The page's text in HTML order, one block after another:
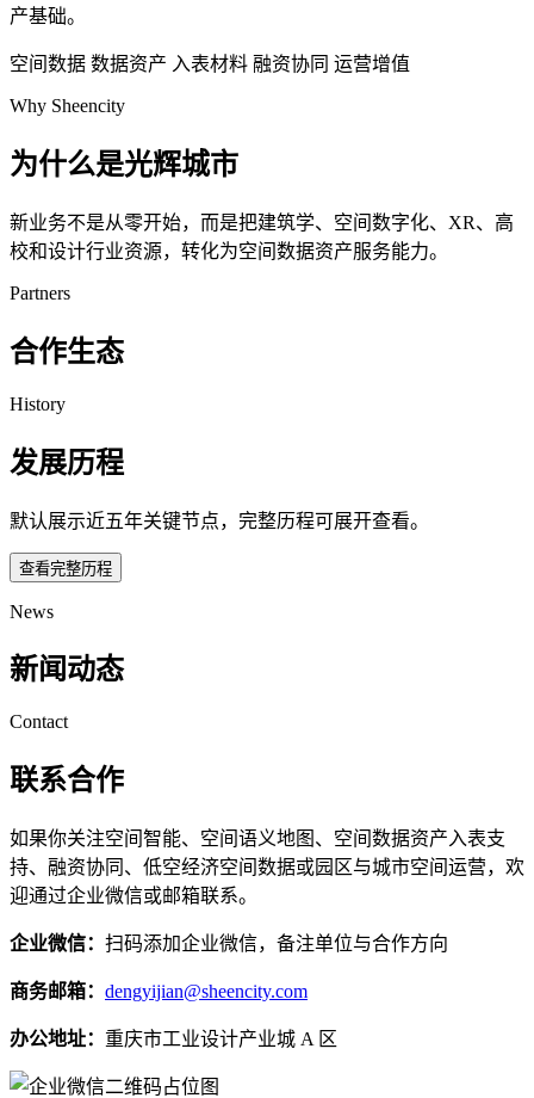
产基础。
空间数据 数据资产 入表材料 融资协同 运营增值
Why Sheencity
为什么是光辉城市
新业务不是从零开始，而是把建筑学、空间数字化、XR、高
校和设计行业资源，转化为空间数据资产服务能力。
Partners
合作生态
History
发展历程
默认展示近五年关键节点，完整历程可展开查看。
查看完整历程
News
新闻动态
Contact
联系合作
如果你关注空间智能、空间语义地图、空间数据资产入表支
持、融资协同、低空经济空间数据或园区与城市空间运营，欢
迎通过企业微信或邮箱联系。
企业微信： 扫码添加企业微信，备注单位与合作方向
商务邮箱： dengyijian@sheencity.com
办公地址： 重庆市工业设计产业城 A 区